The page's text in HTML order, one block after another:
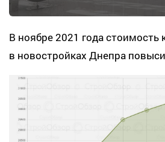
В ноябре 2021 года стоимость
в новостройках Днепра